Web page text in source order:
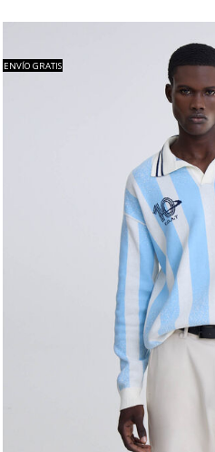
ENVÍO GRATIS